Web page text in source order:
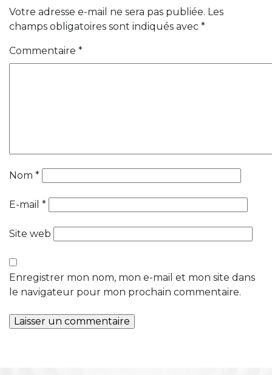
Votre adresse e-mail ne sera pas publiée. Les
champs obligatoires sont indiqués avec *
Commentaire *
Nom *
E-mail *
Site web
Enregistrer mon nom, mon e-mail et mon site dans
le navigateur pour mon prochain commentaire.